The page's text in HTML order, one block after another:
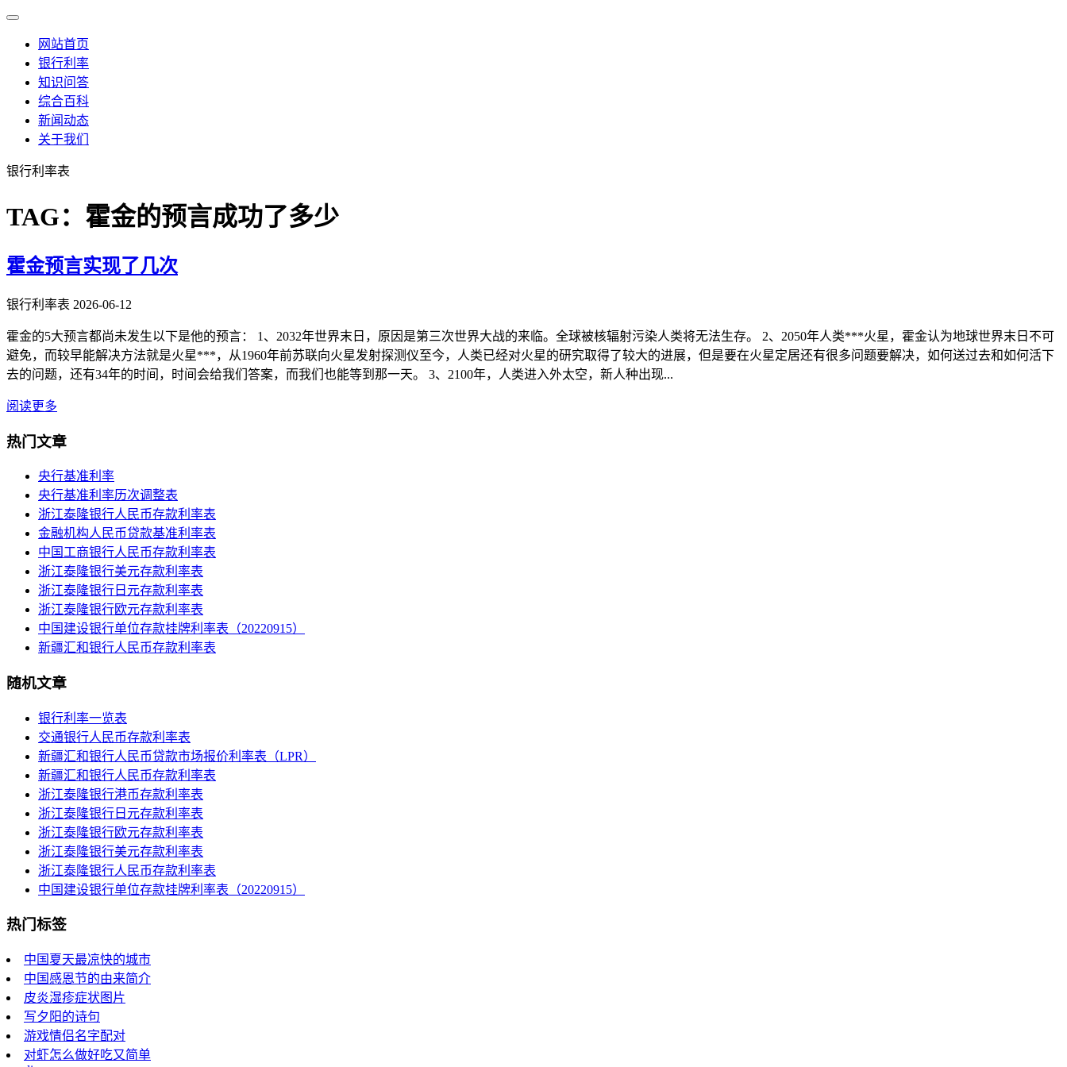
网站首页
银行利率
知识问答
综合百科
新闻动态
关于我们
银行利率表
TAG：霍金的预言成功了多少
霍金预言实现了几次
银行利率表 2026-06-12
霍金的5大预言都尚未发生以下是他的预言： 1、2032年世界末日，原因是第三次世界大战的来临。全球被核辐射污染人类将无法生存。 2、2050年人类***火星，霍金认为地球世界末日不可
避免，而较早能解决方法就是火星***，从1960年前苏联向火星发射探测仪至今，人类已经对火星的研究取得了较大的进展，但是要在火星定居还有很多问题要解决，如何送过去和如何活下
去的问题，还有34年的时间，时间会给我们答案，而我们也能等到那一天。 3、2100年，人类进入外太空，新人种出现...
阅读更多
热门文章
央行基准利率
央行基准利率历次调整表
浙江泰隆银行人民币存款利率表
金融机构人民币贷款基准利率表
中国工商银行人民币存款利率表
浙江泰隆银行美元存款利率表
浙江泰隆银行日元存款利率表
浙江泰隆银行欧元存款利率表
中国建设银行单位存款挂牌利率表（20220915）
新疆汇和银行人民币存款利率表
随机文章
银行利率一览表
交通银行人民币存款利率表
新疆汇和银行人民币贷款市场报价利率表（LPR）
新疆汇和银行人民币存款利率表
浙江泰隆银行港币存款利率表
浙江泰隆银行日元存款利率表
浙江泰隆银行欧元存款利率表
浙江泰隆银行美元存款利率表
浙江泰隆银行人民币存款利率表
中国建设银行单位存款挂牌利率表（20220915）
热门标签
中国夏天最凉快的城市
中国感恩节的由来简介
皮炎湿疹症状图片
写夕阳的诗句
游戏情侣名字配对
对虾怎么做好吃又简单